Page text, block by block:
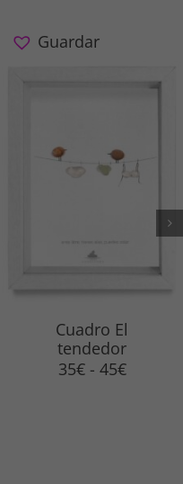
Guardar
Cuadro El
tendedor
35€ - 45€Rango